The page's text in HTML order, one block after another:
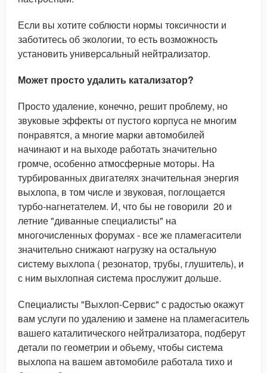
Если вы хотите соблюсти нормы токсичности и
заботитесь об экологии, то есть возможность
установить универсальный нейтрализатор.
Может просто удалить катализатор?
Просто удаление, конечно, решит проблему, но
звуковые эффекты от пустого корпуса не многим
понравятся, а многие марки автомобилей
начинают и на выходе работать значительно
громче, особенно атмосферные моторы. На
турбированных двигателях значительная энергия
выхлопа, в том числе и звуковая, поглощается
турбо-нагнетателем. И, что бы не говорили 20 и
летние "диванные специалисты" на
многочисленных форумах - все же пламегасители
значительно снижают нагрузку на остальную
систему выхлопа ( резонатор, трубы, глушитель), и
с ним выхлопная система прослужит дольше.
Специалисты "Выхлоп-Сервис" с радостью окажут
вам услуги по удалению и замене на пламегаситель
вашего каталитического нейтрализатора, подберут
детали по геометрии и объему, чтобы система
выхлопа на вашем автомобиле работала тихо и